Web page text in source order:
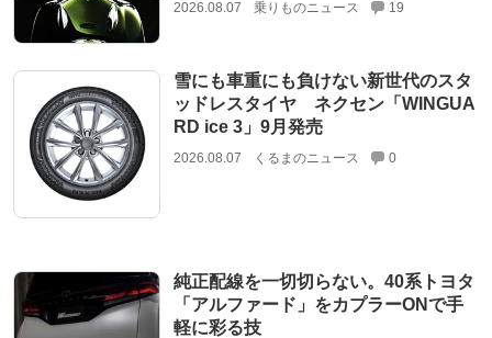
2026.08.07 乗りものニュース 19
雪にも車重にも負けない新世代のスタ
ッドレスタイヤ ネクセン「WINGUA
RD ice 3」9月発売
2026.08.07 くるまのニュース 0
純正配線を一切切らない。40系トヨタ
「アルファード」をカプラーONで手
軽に彩る技